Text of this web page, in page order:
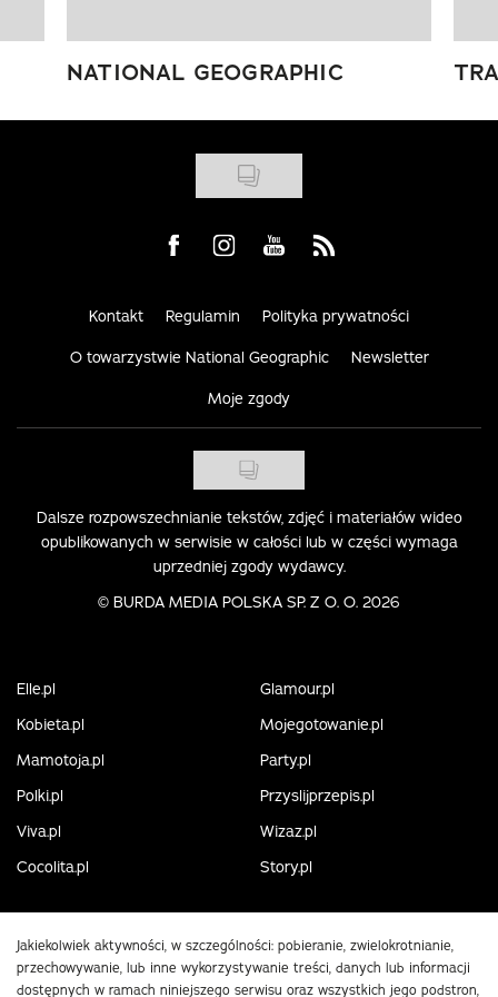
NATIONAL GEOGRAPHIC
Visit us on Facebook
Visit us on Instagram
Visit us on Youtube
Visit us on Rss
Kontakt Regulamin Polityka prywatności
O towarzystwie National Geographic Newsletter
Moje zgody
Dalsze rozpowszechnianie tekstów, zdjęć i materiałów wideo
opublikowanych w serwisie w całości lub w części wymaga
uprzedniej zgody wydawcy.
© BURDA MEDIA POLSKA SP. Z O. O. 2026
Elle.pl
Glamour.pl
Kobieta.pl
Mojegotowanie.pl
Mamotoja.pl
Party.pl
Polki.pl
Przyslijprzepis.pl
Viva.pl
Wizaz.pl
Cocolita.pl
Story.pl
Jakiekolwiek aktywności, w szczególności: pobieranie, zwielokrotnianie,
przechowywanie, lub inne wykorzystywanie treści, danych lub informacji
dostępnych w ramach niniejszego serwisu oraz wszystkich jego podstron,